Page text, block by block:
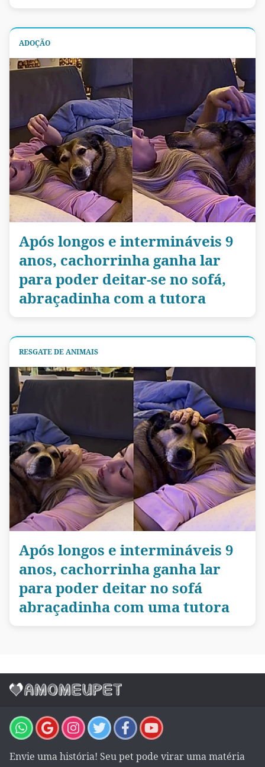
ADOÇÃO
Após longos e intermináveis 9
anos, cachorrinha ganha lar
para poder deitar-se no sofá,
abraçadinha com a tutora
RESGATE DE ANIMAIS
Após longos e intermináveis 9
anos, cachorrinha ganha lar
para poder deitar no sofá
abraçadinha com uma tutora
Envie uma história! Seu pet pode virar uma matéria